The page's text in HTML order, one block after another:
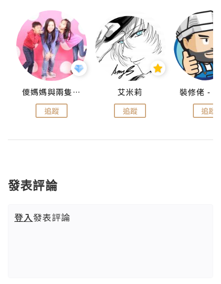
儍媽媽與兩隻小魔怪之家
追蹤
艾米莉
追蹤 追蹤
發表評論
登入發表評論